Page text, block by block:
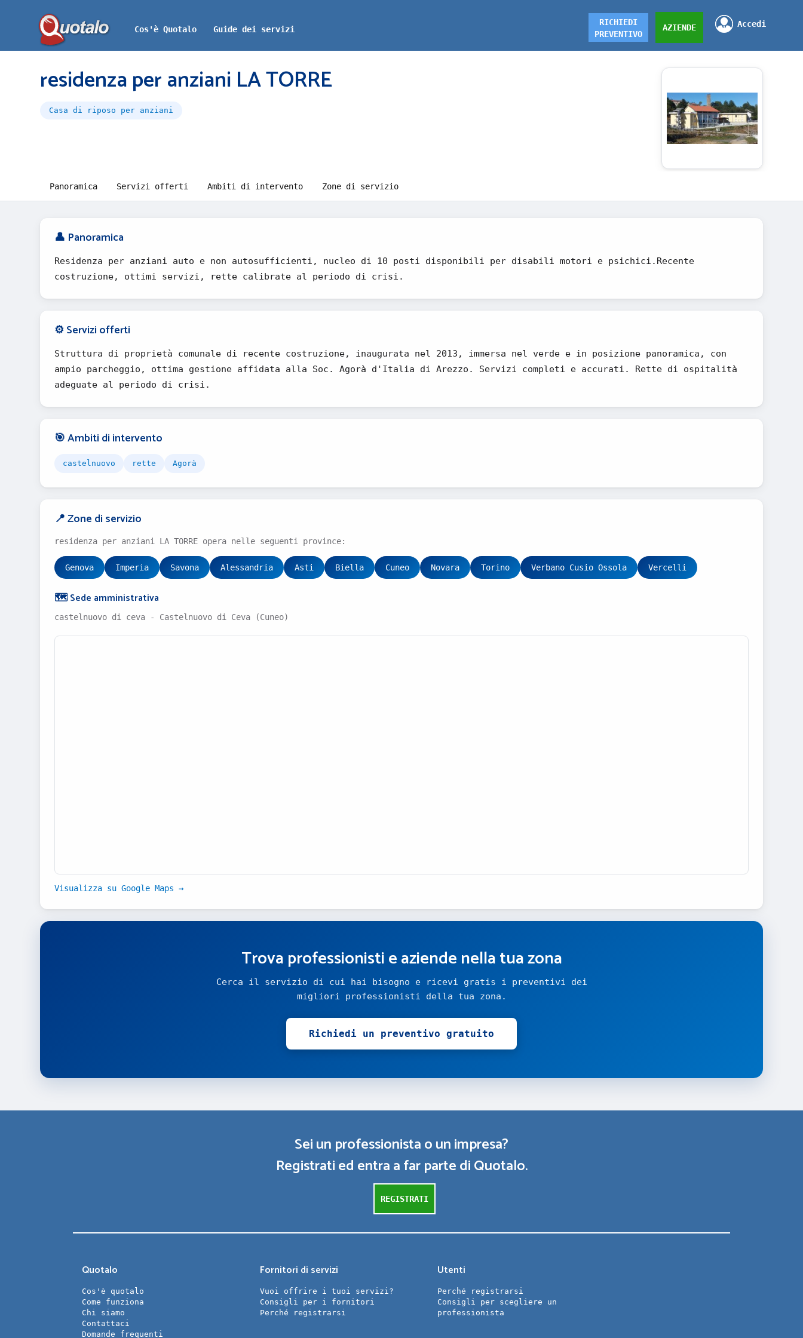
Cos'è Quotalo Guide dei servizi
Accedi
AZIENDE
RICHIEDI
PREVENTIVO
residenza per anziani LA TORRE
Casa di riposo per anziani
Panoramica Servizi offerti Ambiti di intervento Zone di servizio
👤 Panoramica
Residenza per anziani auto e non autosufficienti, nucleo di 10 posti disponibili per disabili motori e psichici.Recente
costruzione, ottimi servizi, rette calibrate al periodo di crisi.
⚙️ Servizi offerti
Struttura di proprietà comunale di recente costruzione, inaugurata nel 2013, immersa nel verde e in posizione panoramica, con
ampio parcheggio, ottima gestione affidata alla Soc. Agorà d'Italia di Arezzo. Servizi completi e accurati. Rette di ospitalità
adeguate al periodo di crisi.
🎯 Ambiti di intervento
castelnuovo rette Agorà
📍 Zone di servizio
residenza per anziani LA TORRE opera nelle seguenti province:
Genova Imperia Savona Alessandria Asti Biella Cuneo Novara Torino Verbano Cusio Ossola Vercelli
🗺️ Sede amministrativa
castelnuovo di ceva - Castelnuovo di Ceva (Cuneo)
Visualizza su Google Maps →
Trova professionisti e aziende nella tua zona
Cerca il servizio di cui hai bisogno e ricevi gratis i preventivi dei
migliori professionisti della tua zona.
Richiedi un preventivo gratuito
Sei un professionista o un impresa?
Registrati ed entra a far parte di Quotalo.
REGISTRATI
Quotalo
Cos'è quotalo
Come funziona
Chi siamo
Contattaci
Domande frequenti
Fornitori di servizi
Vuoi offrire i tuoi servizi?
Consigli per i fornitori
Perché registrarsi
Utenti
Perché registrarsi
Consigli per scegliere un
professionista